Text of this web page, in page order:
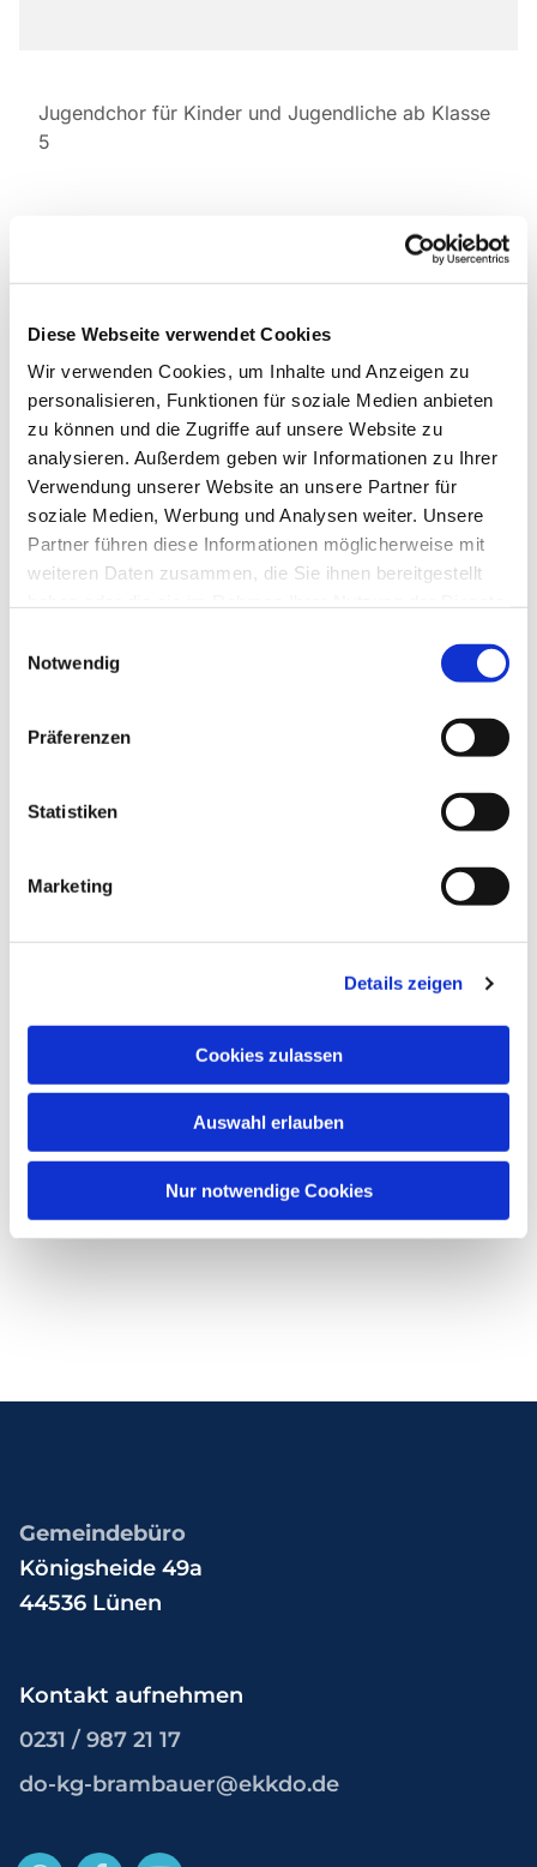
Diese Webseite verwendet Cookies
Wir verwenden Cookies, um Inhalte und Anzeigen zu
personalisieren, Funktionen für soziale Medien anbieten
zu können und die Zugriffe auf unsere Website zu
analysieren. Außerdem geben wir Informationen zu Ihrer
Verwendung unserer Website an unsere Partner für
soziale Medien, Werbung und Analysen weiter. Unsere
Partner führen diese Informationen möglicherweise mit
weiteren Daten zusammen, die Sie ihnen bereitgestellt
Notwendig
Präferenzen
Statistiken
Marketing
Details zeigen
Cookies zulassen
Auswahl erlauben
Nur notwendige Cookies
Jugendchor für Kinder und Jugendliche ab Klasse
5
Gemeindebüro
Königsheide 49a
44536 Lünen
Kontakt aufnehmen
0231 / 987 21 17
do-kg-brambauer@ekkdo.de